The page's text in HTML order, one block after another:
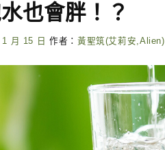
也會胖！？
月 15 日 作者： 黃聖筑(艾莉安,Alien)